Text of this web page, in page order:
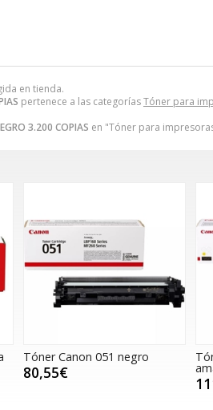
en tienda.
pertenece a las categoríasTóner para
3.200 COPIAS en "Tóner para
Tóner Canon 051 negro
80,55€